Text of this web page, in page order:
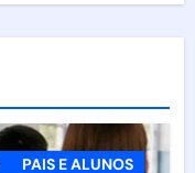
PAIS E ALUNOS